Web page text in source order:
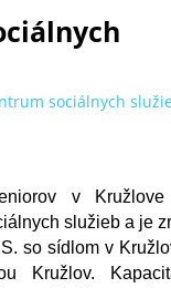
sociálnych
v Kružlove
služieb a je
so sídlom v
Kružlov.